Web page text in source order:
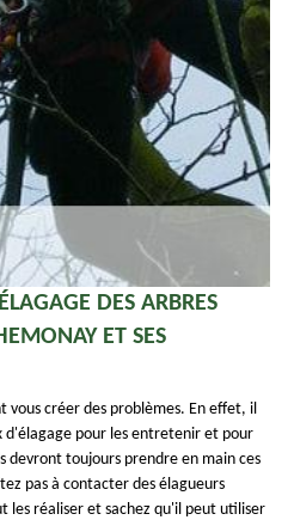
DES ARBRES
ET SES
vous créer des problèmes. En effet, il
d'élagage pour les entretenir et pour
devront toujours prendre en main ces
pas à contacter des élagueurs
les réaliser et sachez qu'il peut utiliser